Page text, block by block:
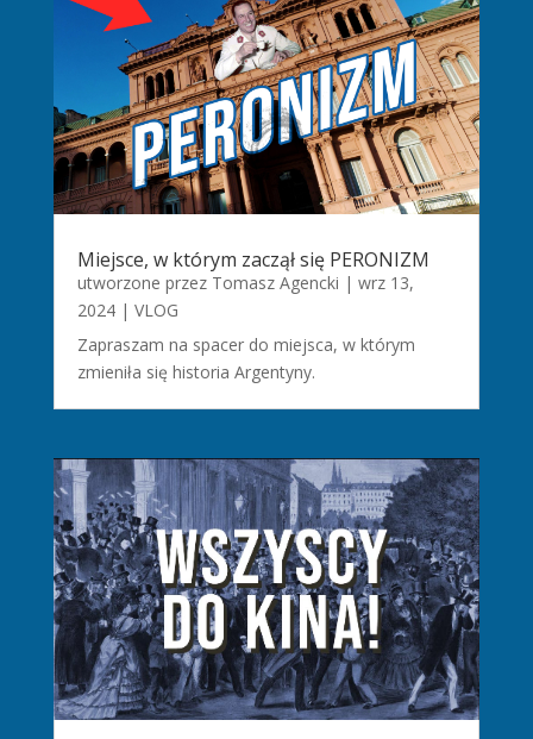
Miejsce, w którym zaczął się PERONIZM
utworzone przez Tomasz Agencki | wrz 13,
2024| VLOG
Zapraszam na spacer do miejsca, w którym
zmieniła się historia Argentyny.